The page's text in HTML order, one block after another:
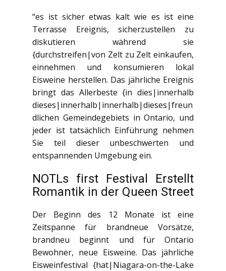
“es ist sicher etwas kalt wie es ist eine
Terrasse Ereignis, sicherzustellen zu
diskutieren während sie
{durchstreifen|von Zelt zu Zelt einkaufen,
einnehmen und konsumieren lokal
Eisweine herstellen. Das jährliche Ereignis
bringt das Allerbeste {in dies|innerhalb
dieses|innerhalb|innerhalb|dieses|freun
dlichen Gemeindegebiets in Ontario, und
jeder ist tatsächlich Einführung nehmen
Sie teil dieser unbeschwerten und
entspannenden Umgebung ein.
NOTLs first Festival Erstellt
Romantik in der Queen Street
Der Beginn des 12 Monate ist eine
Zeitspanne für brandneue Vorsätze,
brandneu beginnt und für Ontario
Bewohner, neue Eisweine. Das jährliche
Eisweinfestival {hat|Niagara-on-the-Lake